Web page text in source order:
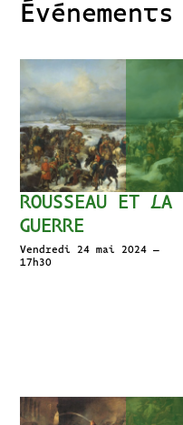
ROUSSEAU ET LA
GUERRE
Vendredi 24 mai 2024 –
17h30